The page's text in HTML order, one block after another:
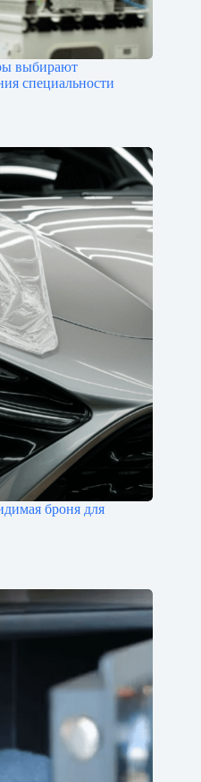
выбирают
специальности
броня для